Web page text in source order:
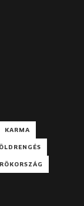
KARMA